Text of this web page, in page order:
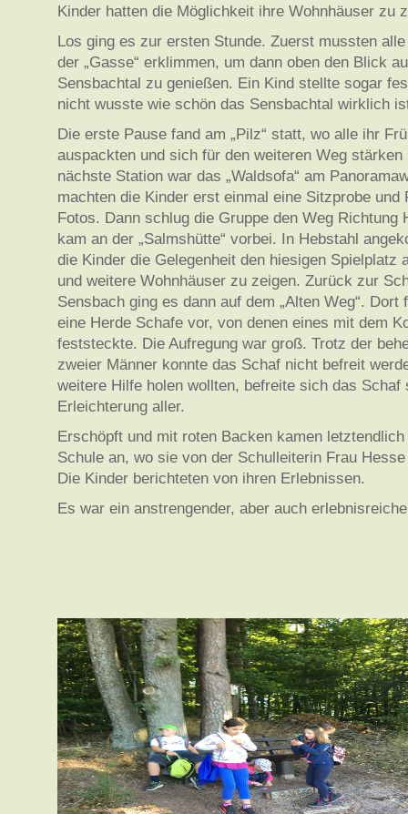
Kinder hatten die Möglichkeit ihre Wohnhäuser zu
Los ging es zur ersten Stunde. Zuerst mussten
der „Gasse“ erklimmen, um dann oben den Blick
Sensbachtal zu genießen. Ein Kind stellte sogar
nicht wusste wie schön das Sensbachtal wirklich
Die erste Pause fand am „Pilz“ statt, wo alle ihr
auspackten und sich für den weiteren Weg stärken
nächste Station war das „Waldsofa“ am
machten die Kinder erst einmal eine Sitzprobe und
Fotos. Dann schlug die Gruppe den Weg Richtung
kam an der „Salmshütte“ vorbei. In Hebstahl
die Kinder die Gelegenheit den hiesigen Spielplatz
und weitere Wohnhäuser zu zeigen. Zurück zur
Sensbach ging es dann auf dem „Alten Weg“. Dort
eine Herde Schafe vor, von denen eines mit dem
feststeckte. Die Aufregung war groß. Trotz der
zweier Männer konnte das Schaf nicht befreit
weitere Hilfe holen wollten, befreite sich das Schaf
Erleichterung aller.
Erschöpft und mit roten Backen kamen
Schule an, wo sie von der Schulleiterin Frau
Die Kinder berichteten von ihren Erlebnissen.
Es war ein anstrengender, aber auch